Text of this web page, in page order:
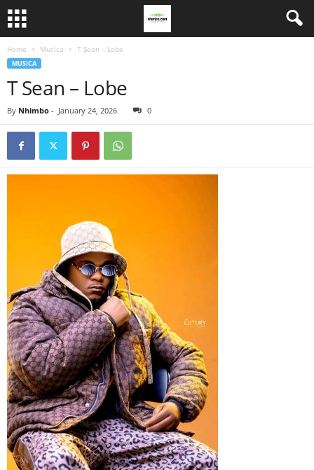
Home Musica T Sean – Lobe
MUSICA
T Sean – Lobe
By Nhimbo - January 24, 2026 0